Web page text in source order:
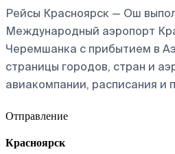
Рейсы Красноярск — Ош
Международный аэропорт
Черемшанка с прибытием в
страницы городов, стран и
авиакомпании, расписания и
Отправление
Красноярск